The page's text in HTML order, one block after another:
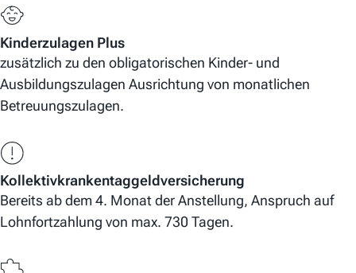
Kinderzulagen Plus
zusätzlich zu den obligatorischen Kinder- und
Ausbildungszulagen Ausrichtung von monatlichen
Betreuungszulagen.
Kollektivkrankentaggeldversicherung
Bereits ab dem 4. Monat der Anstellung, Anspruch auf
Lohnfortzahlung von max. 730 Tagen.